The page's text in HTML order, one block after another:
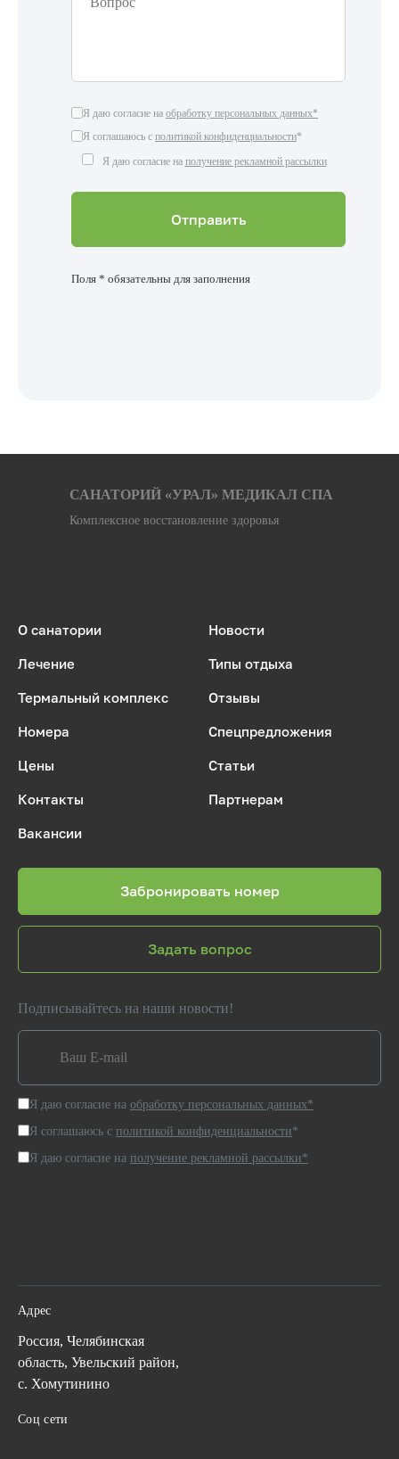
Я даю согласие на обработку персональных данных*
Я соглашаюсь с политикой конфиденциальности*
Я даю согласие на получение рекламной рассылки
Поля * обязательны для заполнения
САНАТОРИЙ «УРАЛ» МЕДИКАЛ СПА
Комплексное восстановление здоровья
О санатории
Лечение
Термальный комплекс
Номера
Цены
Контакты
Вакансии
Новости
Типы отдыха
Отзывы
Спецпредложения
Статьи
Партнерам
Забронировать номер
Задать вопрос
Подписывайтесь на наши новости!
Я даю согласие на обработку персональных данных*
Я соглашаюсь с политикой конфиденциальности*
Я даю согласие на получение рекламной рассылки*
Адрес
Россия, Челябинская
область, Увельский район,
с. Хомутинино
Соц сети